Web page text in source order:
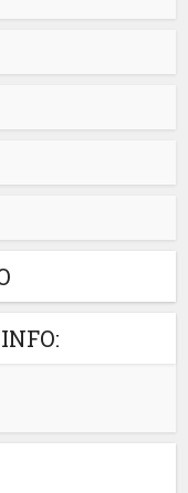
godine nakon
park u Banjaluci
stazama i
ponuđača
vožnje kroz
kontrolu.
zapisnika koji je
mu se u